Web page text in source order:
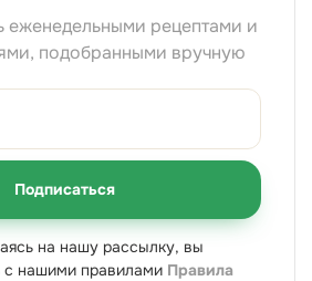
еженедельными рецептами и
подобранными вручную
Подписаться
на нашу рассылку, вы
с нашими правилами Правила